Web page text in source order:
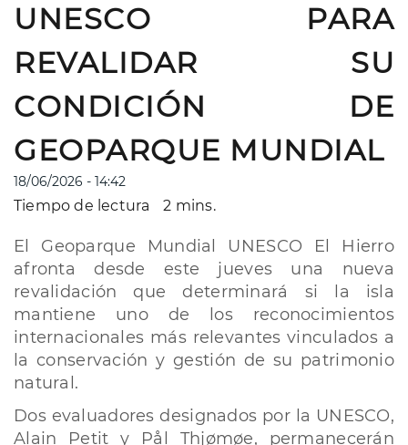
UNESCO PARA
REVALIDAR SU
CONDICIÓN DE
GEOPARQUE MUNDIAL
18/06/2026 - 14:42
Tiempo de lectura 2 mins.
El Geoparque Mundial UNESCO El Hierro
afronta desde este jueves una nueva
revalidación que determinará si la isla
mantiene uno de los reconocimientos
internacionales más relevantes vinculados a
la conservación y gestión de su patrimonio
natural.
Dos evaluadores designados por la UNESCO,
Alain Petit y Pål Thjømøe, permanecerán